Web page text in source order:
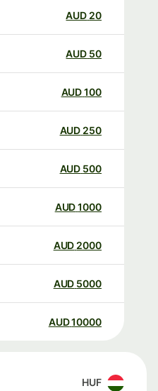
20
AUD
50
AUD
100
AUD
250
AUD
500
AUD
1000
AUD
2000
AUD
5000
AUD
10000
AUD
HUF